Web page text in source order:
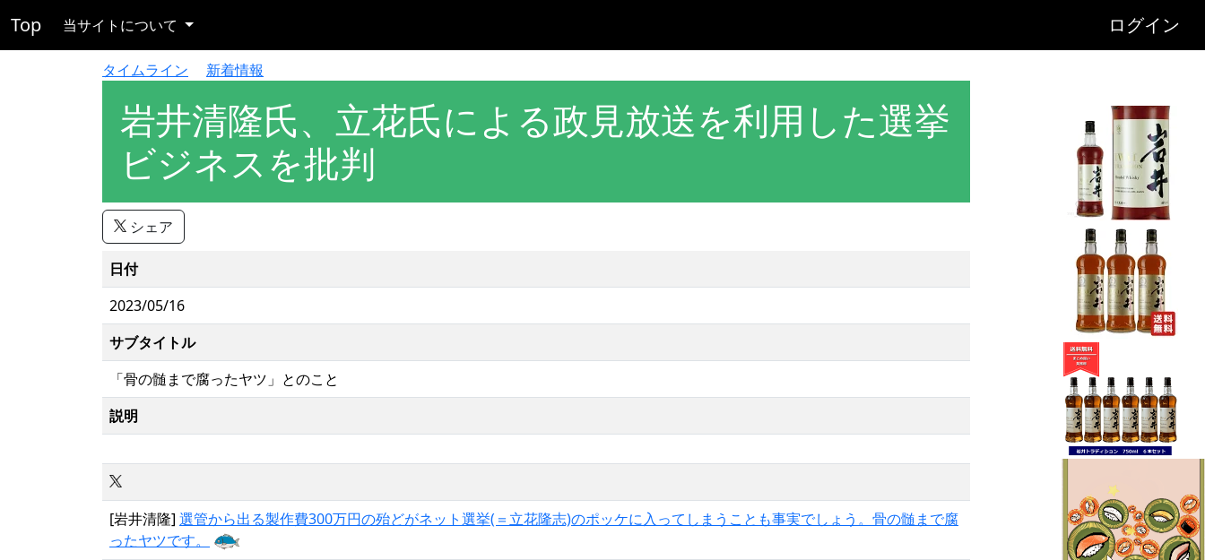
Top 当サイトについて ログイン
タイムライン 新着情報
岩井清隆氏、立花氏による政見放送を利用した選挙
ビジネスを批判
シェア
日付
2023/05/16
サブタイトル
「骨の髄まで腐ったヤツ」とのこと
説明
[岩井清隆] 選管から出る製作費300万円の殆どがネット選挙(＝立花隆志)のポッケに入ってしまうことも事実でしょう。骨の髄まで腐
ったヤツです。